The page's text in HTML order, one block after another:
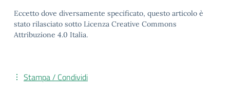
Eccetto dove diversamente specificato, questo articolo è
stato rilasciato sotto Licenza Creative Commons
Attribuzione 4.0 Italia.
Stampa / Condividi